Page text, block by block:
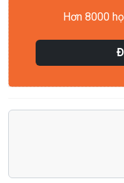
Hơn 8000